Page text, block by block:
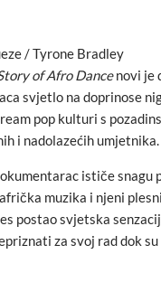
/ Tyrone Bradley
of Afro Dancenovi je
svjetlo na doprinose
pop kulturi s
i nadolazećih umjetnika.
ističe snagu
muzika i njeni
postao svjetska
za svoj rad dok su